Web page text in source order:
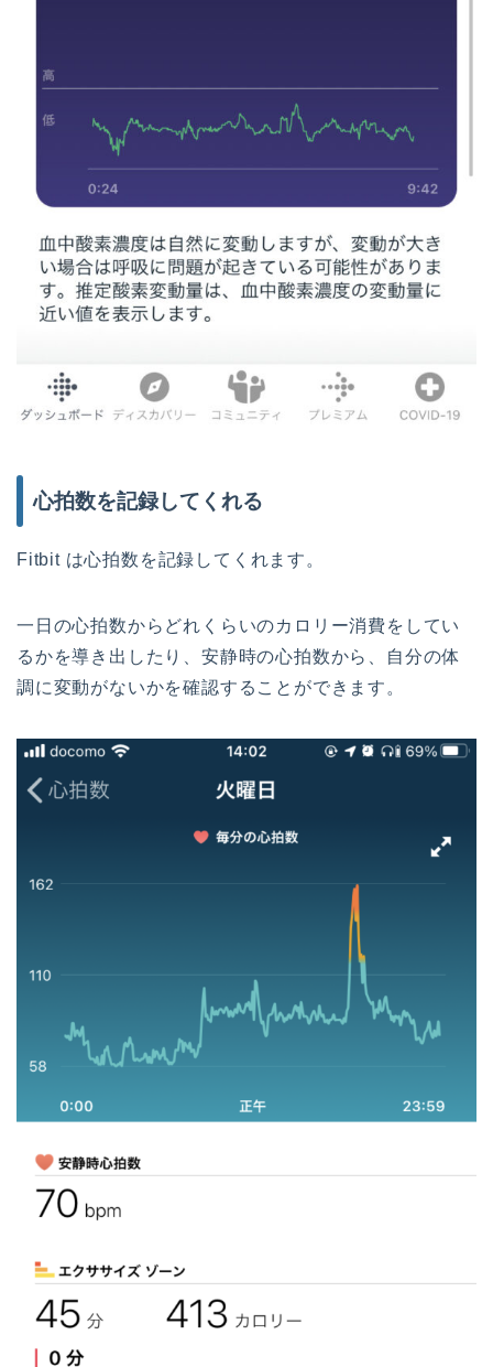
心拍数を記録してくれる
Fitbit は心拍数を記録してくれます。
一日の心拍数からどれくらいのカロリー消費をしてい
るかを導き出したり、安静時の心拍数から、自分の体
調に変動がないかを確認することができます。